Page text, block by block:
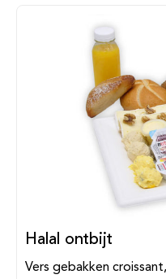
Halal ontbijt
Vers gebakken